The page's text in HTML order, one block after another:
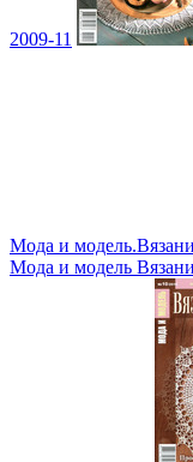
2009-11
Мода и
Мода и модель